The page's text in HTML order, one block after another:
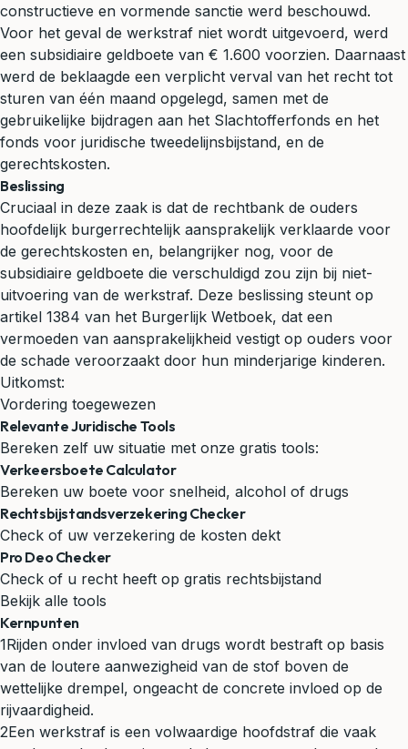
constructieve en vormende sanctie werd beschouwd.
Voor het geval de werkstraf niet wordt uitgevoerd, werd
een subsidiaire geldboete van € 1.600 voorzien. Daarnaast
werd de beklaagde een verplicht verval van het recht tot
sturen van één maand opgelegd, samen met de
gebruikelijke bijdragen aan het Slachtofferfonds en het
fonds voor juridische tweedelijnsbijstand, en de
gerechtskosten.
Beslissing
Cruciaal in deze zaak is dat de rechtbank de ouders
hoofdelijk burgerrechtelijk aansprakelijk verklaarde voor
de gerechtskosten en, belangrijker nog, voor de
subsidiaire geldboete die verschuldigd zou zijn bij niet-
uitvoering van de werkstraf. Deze beslissing steunt op
artikel 1384 van het Burgerlijk Wetboek, dat een
vermoeden van aansprakelijkheid vestigt op ouders voor
de schade veroorzaakt door hun minderjarige kinderen.
Uitkomst:
Vordering toegewezen
Relevante Juridische Tools
Bereken zelf uw situatie met onze gratis tools:
Verkeersboete Calculator
Bereken uw boete voor snelheid, alcohol of drugs
Rechtsbijstandsverzekering Checker
Check of uw verzekering de kosten dekt
Pro Deo Checker
Check of u recht heeft op gratis rechtsbijstand
Bekijk alle tools
Kernpunten
1Rijden onder invloed van drugs wordt bestraft op basis
van de loutere aanwezigheid van de stof boven de
wettelijke drempel, ongeacht de concrete invloed op de
rijvaardigheid.
2Een werkstraf is een volwaardige hoofdstraf die vaak